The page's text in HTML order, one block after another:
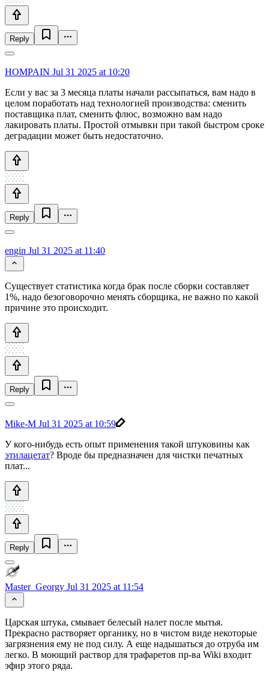
Reply
HOMPAIN Jul 31 2025 at 10:20
Если у вас за 3 месяца платы начали рассыпаться, вам надо в
целом поработать над технологией производства: сменить
поставщика плат, сменить флюс, возможно вам надо
лакировать платы. Простой отмывки при такой быстром сроке
деградации может быть недостаточно.
Reply
engin Jul 31 2025 at 11:40
Существует статистика когда брак после сборки составляет
1%, надо безоговорочно менять сборщика, не важно по какой
причине это происходит.
Reply
Mike-M Jul 31 2025 at 10:59
У кого-нибудь есть опыт применения такой штуковины как
этилацетат? Вроде бы предназначен для чистки печатных
плат...
Reply
Master_Georgy Jul 31 2025 at 11:54
Царская штука, смывает белесый налет после мытья.
Прекрасно растворяет органику, но в чистом виде некоторые
загрязнения ему не под силу. А еще надышаться до отруба им
легко. В моющий раствор для трафаретов пр-ва Wiki входит
эфир этого ряда.